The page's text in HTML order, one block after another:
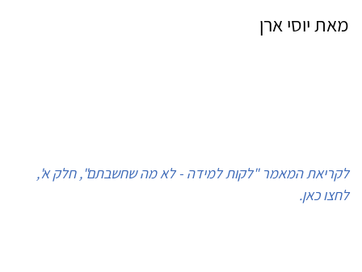
מאת יוסי ארן
לקריאת המאמר "לקות למידה - לא מה שחשבתם", חלק א',
לחצו כאן.